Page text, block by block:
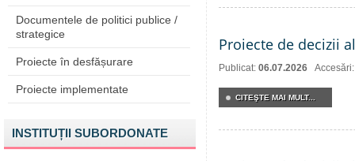
Documentele de politici publice /
strategice
Proiecte în desfășurare
Proiecte implementate
INSTITUȚII SUBORDONATE
Proiecte de decizii
Publicat: 06.07.2026
CITEŞTE MAI MULT...